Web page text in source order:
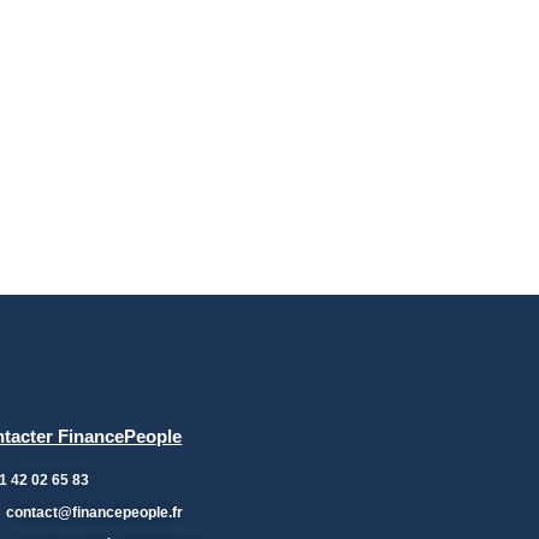
FinancePeople
42 02 65 83
contact@financepeople.fr